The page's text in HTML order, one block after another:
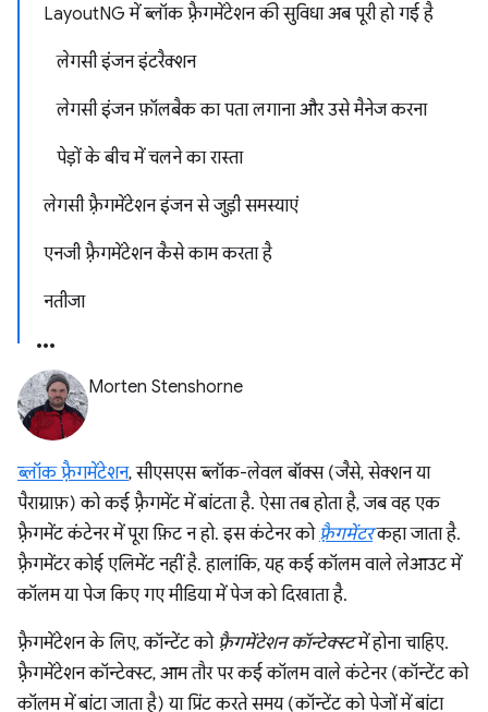
LayoutNG में ब्लॉक फ़्रैगमेंटेशन की सुविधा अब पूरी हो गई है
लेगसी इंजन इंटरैक्शन
लेगसी इंजन फ़ॉलबैक का पता लगाना और उसे मैनेज करना
पेड़ों के बीच में चलने का रास्ता
लेगसी फ़्रैगमेंटेशन इंजन से जुड़ी समस्याएं
एनजी फ़्रैगमेंटेशन कैसे काम करता है
नतीजा
Morten Stenshorne
ब्लॉक फ़्रैगमेंटेशन, सीएसएस ब्लॉक-लेवल बॉक्स (जैसे, सेक्शन या
पैराग्राफ़) को कई फ़्रैगमेंट में बांटता है. ऐसा तब होता है, जब वह एक
फ़्रैगमेंट कंटेनर में पूरा फ़िट न हो. इस कंटेनर को फ़्रैगमेंटरकहा जाता है.
फ़्रैगमेंटर कोई एलिमेंट नहीं है. हालांकि, यह कई कॉलम वाले लेआउट में
कॉलम या पेज किए गए मीडिया में पेज को दिखाता है.
फ़्रैगमेंटेशन के लिए, कॉन्टेंट को फ़्रैगमेंटेशन कॉन्टेक्स्टमें होना चाहिए.
फ़्रैगमेंटेशन कॉन्टेक्स्ट, आम तौर पर कई कॉलम वाले कंटेनर (कॉन्टेंट को
कॉलम में बांटा जाता है) या प्रिंट करते समय (कॉन्टेंट को पेजों में बांटा